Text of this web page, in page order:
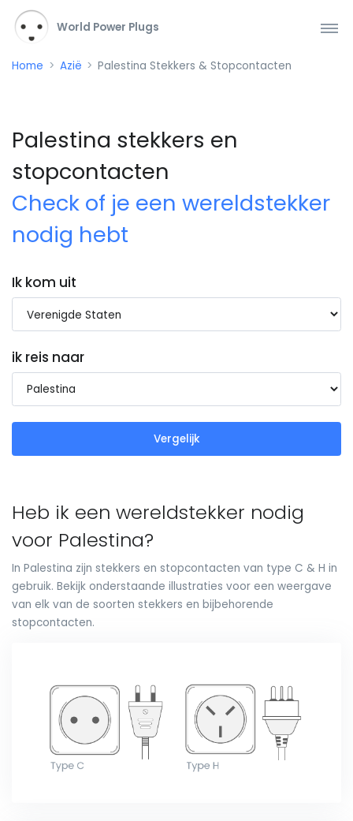
World Power Plugs
Home Azië Palestina Stekkers & Stopcontacten
Palestina stekkers en
stopcontacten
Check of je een wereldstekker
nodig hebt
Ik kom uit
ik reis naar
Vergelijk
Heb ik een wereldstekker nodig
voor Palestina?
In Palestina zijn stekkers en stopcontacten van type C & H in
gebruik. Bekijk onderstaande illustraties voor een weergave
van elk van de soorten stekkers en bijbehorende
stopcontacten.